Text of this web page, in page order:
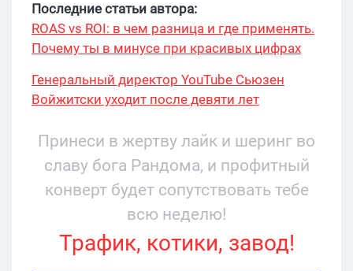
Последние статьи автора:
ROAS vs ROI: в чем разница и где применять.
Почему ты в минусе при красивых цифрах
Генеральный директор YouTube Сьюзен
Войжитски уходит после девяти лет
Принеси в жертву лайк и шеринг во
славу бога Рандома, и профитный
конверт будет сопутствовать тебе
всю неделю!
Трафик, котики, завод!